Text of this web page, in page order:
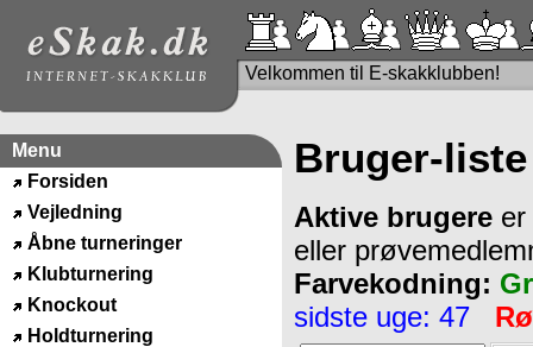
Velkommen til E-skakklubben!
Menu
Forsiden
Vejledning
Åbne turneringer
Klubturnering
Knockout
Holdturnering
Bruger-liste
Aktive brugere er
eller
Farvekodning:
sidste uge: 47